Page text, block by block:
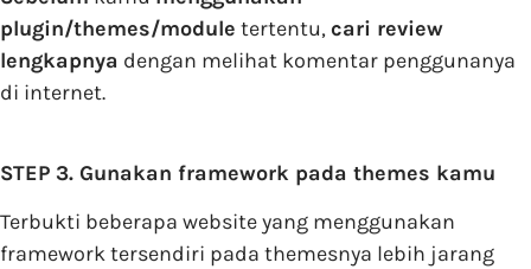
plugin/themes/module tertentu,cari review
lengkapnya dengan melihat komentar penggunanya
di internet.
STEP 3. Gunakan framework pada themes kamu
Terbukti beberapa website yang menggunakan
framework tersendiri pada themesnya lebih jarang